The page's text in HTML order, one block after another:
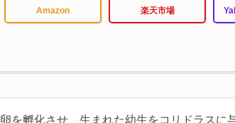
Amazon 楽天市場
卵を孵化させ、生まれた幼生をコリドラスに